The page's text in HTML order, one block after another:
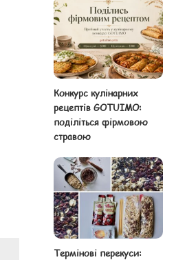
Конкурс кулінарних
рецептів GOTUIMO:
поділіться фірмовою
стравою
Термінові перекуси: